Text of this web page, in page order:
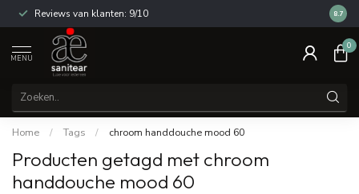
Reviews van klanten: 9/10 14
8.7
MENU
0
Home / Tags / chroom handdouche mood 60
Producten getagd met chroom
handdouche mood 60